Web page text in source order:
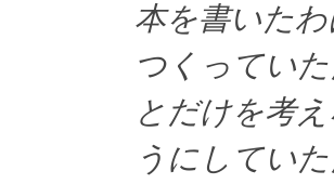
本を書いた
つくってい
とだけを考
うにしてい